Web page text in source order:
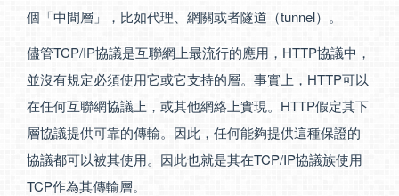
個「中間層」，比如代理、網關或者隧道（tunnel）。
儘管TCP/IP協議是互聯網上最流行的應用，HTTP協議中，
並沒有規定必須使用它或它支持的層。事實上，HTTP可以
在任何互聯網協議上，或其他網絡上實現。HTTP假定其下
層協議提供可靠的傳輸。因此，任何能夠提供這種保證的
協議都可以被其使用。因此也就是其在TCP/IP協議族使用
TCP作為其傳輸層。